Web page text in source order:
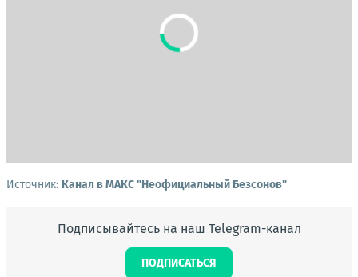
Источник: Канал в МАКС "Неофициальный Безсонов"
Подписывайтесь на наш Telegram-канал
ПОДПИСАТЬСЯ